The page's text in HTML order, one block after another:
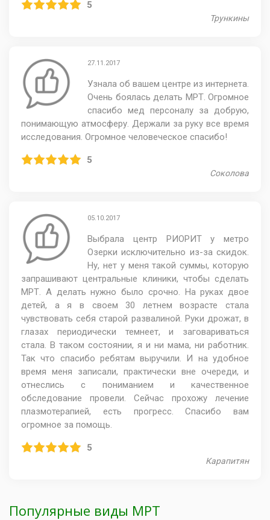
5
Трункины
27.11.2017
Узнала об вашем центре из интернета.
Очень боялась делать МРТ. Огромное
спасибо мед персоналу за добрую,
понимающую атмосферу. Держали за руку все время
исследования. Огромное человеческое спасибо!
5
Соколова
05.10.2017
Выбрала центр РИОРИТ у метро
Озерки исключительно из-за скидок.
Ну, нет у меня такой суммы, которую
запрашивают центральные клиники, чтобы сделать
МРТ. А делать нужно было срочно. На руках двое
детей, а я в своем 30 летнем возрасте стала
чувствовать себя старой развалиной. Руки дрожат, в
глазах периодически темнеет, и заговариваться
стала. В таком состоянии, я и ни мама, ни работник.
Так что спасибо ребятам выручили. И на удобное
время меня записали, практически вне очереди, и
отнеслись с пониманием и качественное
обследование провели. Сейчас прохожу лечение
плазмотерапией, есть прогресс. Спасибо вам
огромное за помощь.
5
Карапитян
Популярные виды МРТ